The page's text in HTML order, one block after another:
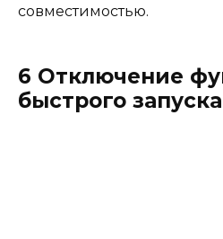
совместимостью.
6 Отключение
быстрого запуска